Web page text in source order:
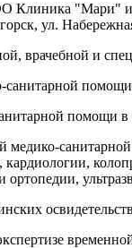
Клиника "Мари"
ул.
врачебной и
помощи